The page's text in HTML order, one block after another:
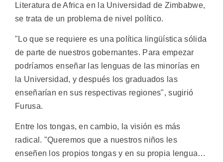
Literatura de Africa en la Universidad de Zimbabwe,
se trata de un problema de nivel político.
"Lo que se requiere es una política lingüística sólida
de parte de nuestros gobernantes. Para empezar
podríamos enseñar las lenguas de las minorías en
la Universidad, y después los graduados las
enseñarían en sus respectivas regiones", sugirió
Furusa.
Entre los tongas, en cambio, la visión es más
radical. "Queremos que a nuestros niños les
enseñen los propios tongas y en su propia lengua…